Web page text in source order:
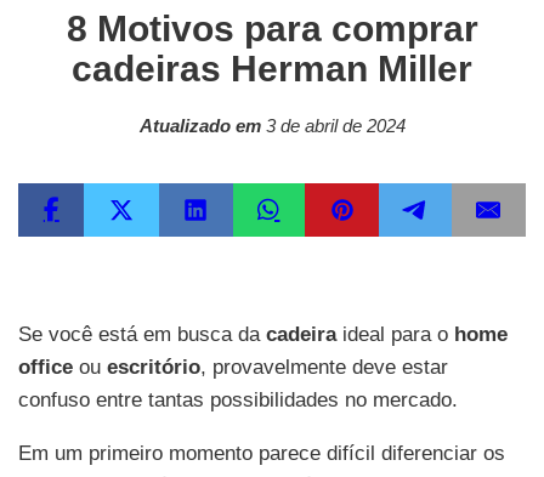
8 Motivos para comprar
cadeiras Herman Miller
Atualizado em 3 de abril de 2024
Se você está em busca dacadeiraideal para o home
office ouescritório, provavelmente deve estar
confuso entre tantas possibilidades no mercado.
Em um primeiro momento parece difícil diferenciar os